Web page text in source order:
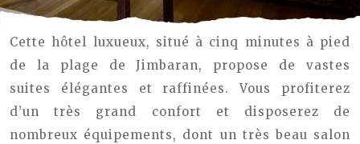
Cette hôtel luxueux, situé à cinq minutes à pied
de la plage de Jimbaran, propose de vastes
suites élégantes et raffinées. Vous profiterez
d’un très grand confort et disposerez de
nombreux équipements, dont un très beau salon